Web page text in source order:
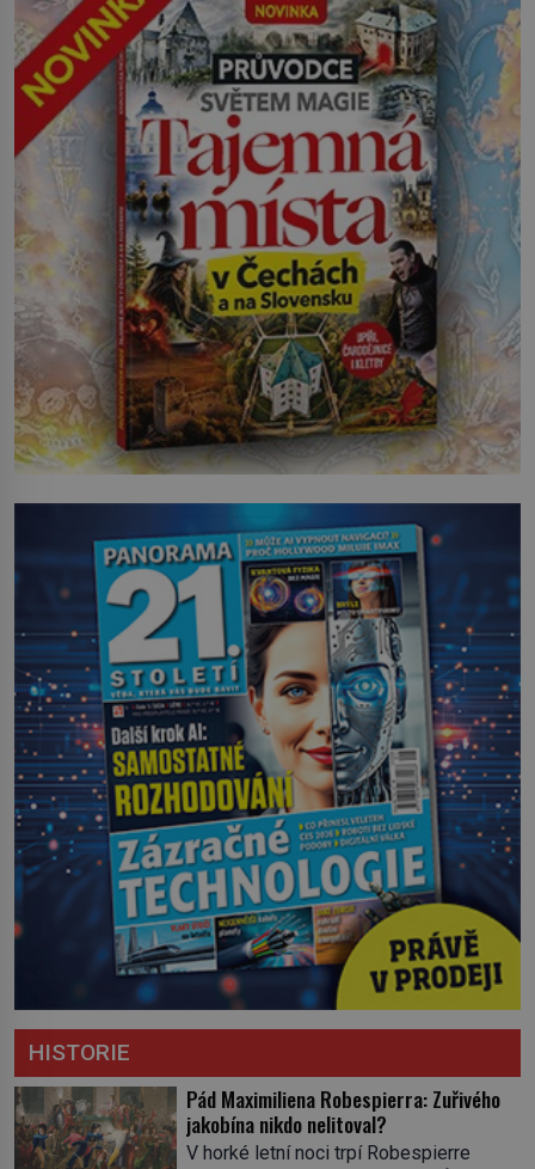
HISTORIE
Pád Maximiliena Robespierra: Zuřivého
jakobína nikdo nelitoval?
V horké letní noci trpí Robespierre